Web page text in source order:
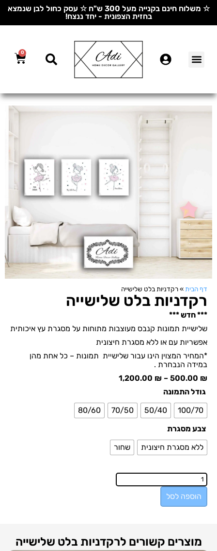
☆ משלוח חינם בקנייה מעל 300 ש"ח ☆ עסק כחול לבן שנמצא
בחזית הצפונית - יחד ננצח!
0
דף הבית »רקדניות בלט שלישייה
רקדניות בלט שלישייה
*** חדש ***
שלישיית תמונות קנבס מעוצבות מתוחות על מסגרת עץ איכותית
אפשריות עם או ללא מסגרת חיצונית
*המחיר המצוין הינו עבור שלישיית תמונות – כל אחת מהן
במידה הנבחרת .
500.00 ₪
–
1,200.00 ₪
גודל התמונה
100/70
50/40
70/50
80/60
צבע מסגרת
ללא מסגרת חיצונית
שחור
הוספה לסל
מוצרים קשורים לרקדניות בלט שלישייה